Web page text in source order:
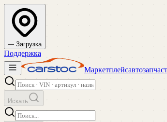
— Загрузка
Поддержка
Маркетплейс
Искать